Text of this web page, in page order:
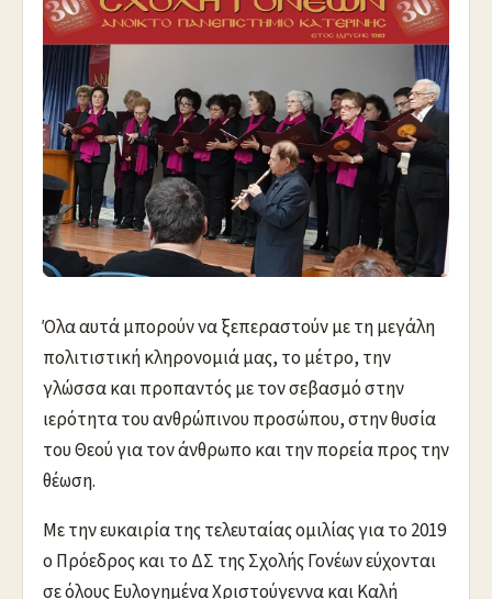
Όλα αυτά μπορούν να ξεπεραστούν με τη μεγάλη
πολιτιστική κληρονομιά μας, το μέτρο, την
γλώσσα και προπαντός με τον σεβασμό στην
ιερότητα του ανθρώπινου προσώπου, στην θυσία
του Θεού για τον άνθρωπο και την πορεία προς την
θέωση.
Με την ευκαιρία της τελευταίας ομιλίας για το 2019
ο Πρόεδρος και το ΔΣ της Σχολής Γονέων εύχονται
σε όλους Ευλογημένα Χριστούγεννα και Καλή